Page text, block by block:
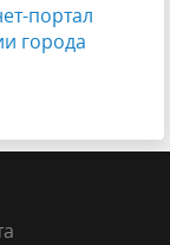
портал
города